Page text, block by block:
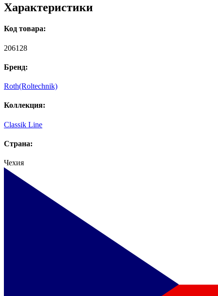
Характеристики
Код товара:
206128
Бренд:
Roth(Roltechnik)
Коллекция:
Classik Line
Страна:
Чехия